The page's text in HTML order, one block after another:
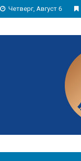
Четверг, Август 6